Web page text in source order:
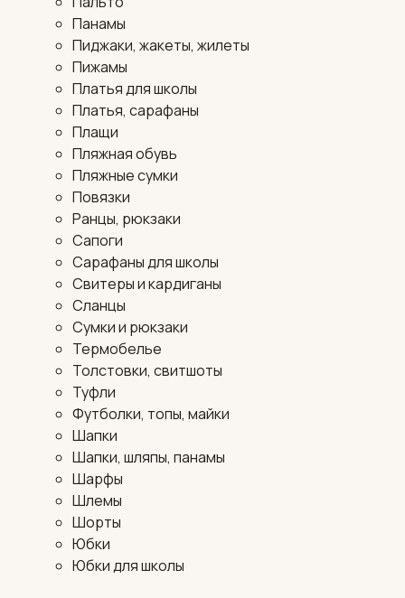
Панамы
Пиджаки, жакеты, жилеты
Пижамы
Платья для школы
Платья, сарафаны
Плащи
Пляжная обувь
Пляжные сумки
Повязки
Ранцы, рюкзаки
Сапоги
Сарафаны для школы
Свитеры и кардиганы
Сланцы
Сумки и рюкзаки
Термобелье
Толстовки, свитшоты
Туфли
Футболки, топы, майки
Шапки
Шапки, шляпы, панамы
Шарфы
Шлемы
Шорты
Юбки
Юбки для школы